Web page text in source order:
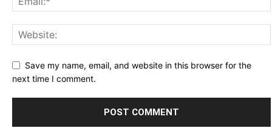
Save my name, email, and website in this browser for the
next time I comment.